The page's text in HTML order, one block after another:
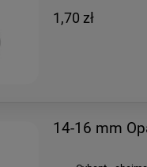
1,70 zł
14-16 mm